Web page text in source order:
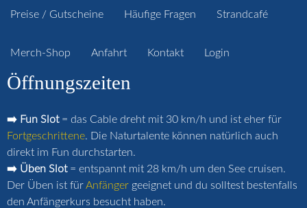
Preise / Gutscheine Häufige Fragen Strandcafé
Merch-Shop Anfahrt Kontakt Login
Öffnungszeiten
➡️ Fun Slot= das Cable dreht mit 30 km/h und ist eher für
Fortgeschrittene. Die Naturtalente können natürlich auch
direkt im Fun durchstarten.
➡️ Üben Slot= entspannt mit 28 km/h um den See cruisen.
Der Üben ist fürAnfänger geeignet und du solltest bestenfalls
den Anfängerkurs besucht haben.